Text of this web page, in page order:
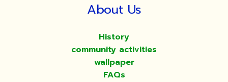
About Us
History
community activities
wallpaper
FAQs